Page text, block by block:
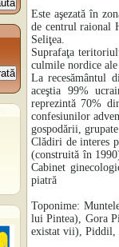
Este aşezată în
de centrul raional
Seliţea.
Suprafaţa
culmile nordice
La recesământul
aceştia 99%
reprezintă 70%
confesiunilor
gospodării,
Clădiri de interes
(construită în
Cabinet
piatră
Toponime:
lui Pintea), Gora
existat vii), Piddil,